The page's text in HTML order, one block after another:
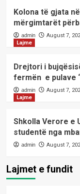
Kolona të gjata
mërgimtarët
admin
August 7,
Lajme
Drejtori i
fermën e pulave
admin
August 7,
Lajme
Shkolla Verore e
studentë nga
admin August 7,
Lajmet e fundit